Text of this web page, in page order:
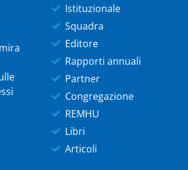
Istituzionale
Squadra
Editore
Rapporti annuali
Partner
Congregazione
REMHU
Libri
Articoli